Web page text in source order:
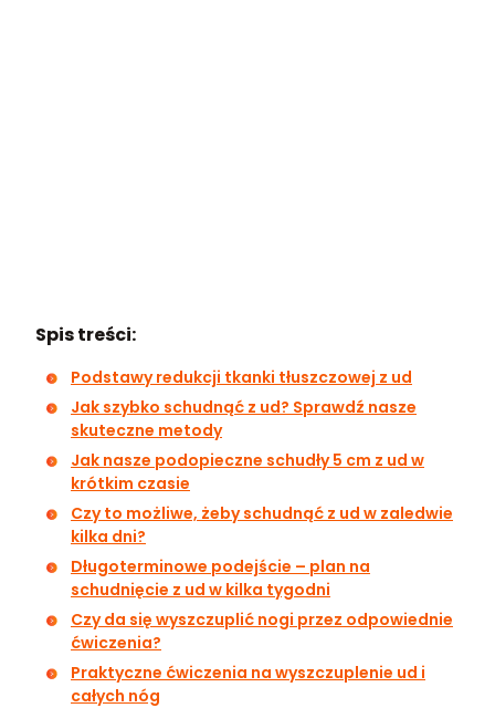
Spis treści:
Podstawy redukcji tkanki tłuszczowej z ud
Jak szybko schudnąć z ud? Sprawdź nasze
skuteczne metody
Jak nasze podopieczne schudły 5 cm z ud w
krótkim czasie
Czy to możliwe, żeby schudnąć z ud w zaledwie
kilka dni?
Długoterminowe podejście – plan na
schudnięcie z ud w kilka tygodni
Czy da się wyszczuplić nogi przez odpowiednie
ćwiczenia?
Praktyczne ćwiczenia na wyszczuplenie ud i
całych nóg